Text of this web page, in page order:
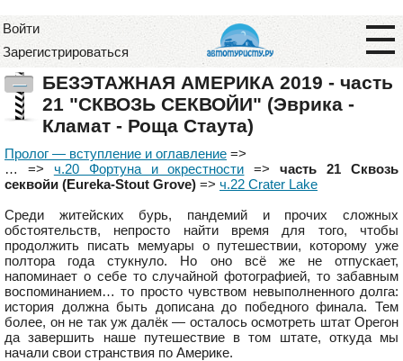
Войти
Зарегистрироваться
—
БЕЗЭТАЖНАЯ АМЕРИКА 2019 - часть
21 "СКВОЗЬ СЕКВОЙИ" (Эврика -
Кламат - Роща Стаута)
Пролог — вступление и оглавление =>
… => ч.20 Фортуна и окрестности =>часть 21 Сквозь
секвойи (Eureka-Stout Grove) => ч.22 Crater Lake
Среди житейских бурь, пандемий и прочих сложных
обстоятельств, непросто найти время для того, чтобы
продолжить писать мемуары о путешествии, которому уже
полтора года стукнуло. Но оно всё же не отпускает,
напоминает о себе то случайной фотографией, то забавным
воспоминанием… то просто чувством невыполненного долга:
история должна быть дописана до победного финала. Тем
более, он не так уж далёк — осталось осмотреть штат Орегон
да завершить наше путешествие в том штате, откуда мы
начали свои странствия по Америке.